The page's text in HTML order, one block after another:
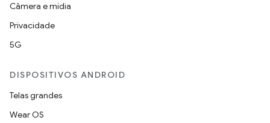
Câmera e mídia
Privacidade
5G
DISPOSITIVOS ANDROID
Telas grandes
Wear OS